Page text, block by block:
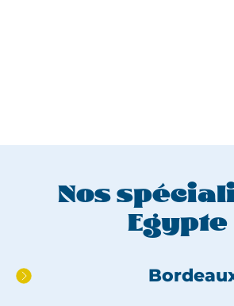
Nos
Egypte
Aller
directement